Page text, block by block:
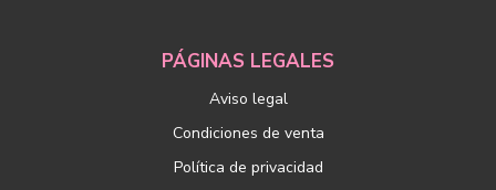
PÁGINAS LEGALES
Aviso legal
Condiciones de venta
Política de privacidad